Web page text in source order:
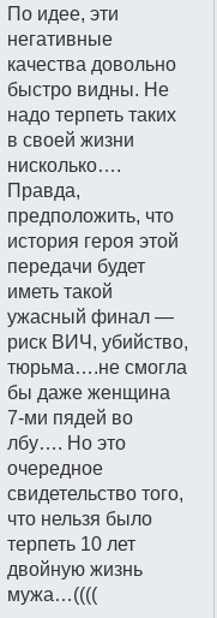
По идее, эти
негативные
качества довольно
быстро видны. Не
надо терпеть таких
в своей жизни
нисколько….
Правда,
предположить, что
история героя этой
передачи будет
иметь такой
ужасный финал —
риск ВИЧ, убийство,
тюрьма….не смогла
бы даже женщина
7-ми пядей во
лбу…. Но это
очередное
свидетельство того,
что нельзя было
терпеть 10 лет
двойную жизнь
мужа…((((